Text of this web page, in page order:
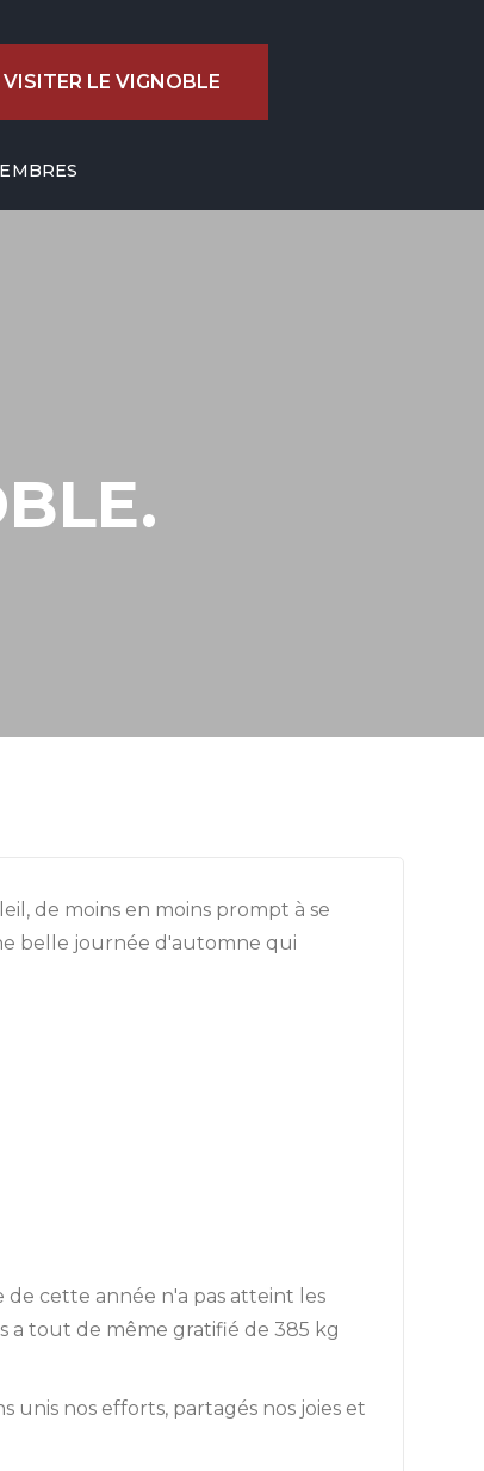
VISITER LE VIGNOBLE
de moins en moins prompt à se
belle journée d'automne qui
de cette année n'a pas atteint les
a tout de même gratifié de 385 kg
unis nos efforts, partagés nos joies et